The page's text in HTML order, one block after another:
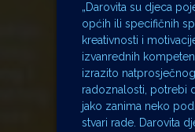
„Darovita su djeca
općih ili specifičnih
kreativnosti i
izvanrednih
izrazito
radoznalosti, potrebi
jako zanima neko
stvari rade. Darovita